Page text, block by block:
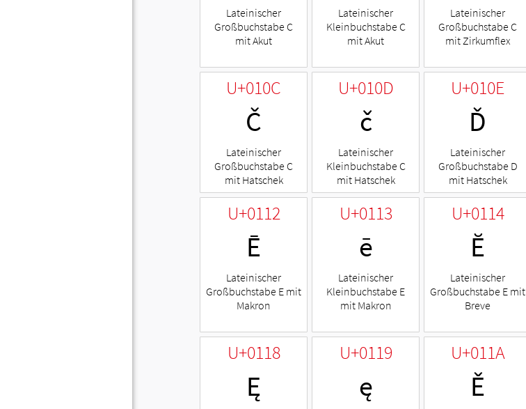
Lateinischer
Großbuchstabe C
mit Akut
Lateinischer
Kleinbuchstabe C
mit Akut
Lateinischer
Großbuchstabe C
mit Zirkumflex
U+010C
Č
Lateinischer
Großbuchstabe C
mit Hatschek
U+010D
č
Lateinischer
Kleinbuchstabe C
mit Hatschek
U+010E
Ď
Lateinischer
Großbuchstabe D
mit Hatschek
U+0112
Ē
Lateinischer
Großbuchstabe E mit
Makron
U+0113
ē
Lateinischer
Kleinbuchstabe E
mit Makron
U+0114
Ĕ
Lateinischer
Großbuchstabe E mit
Breve
U+0118
Ę
U+0119
ę
U+011A
Ě